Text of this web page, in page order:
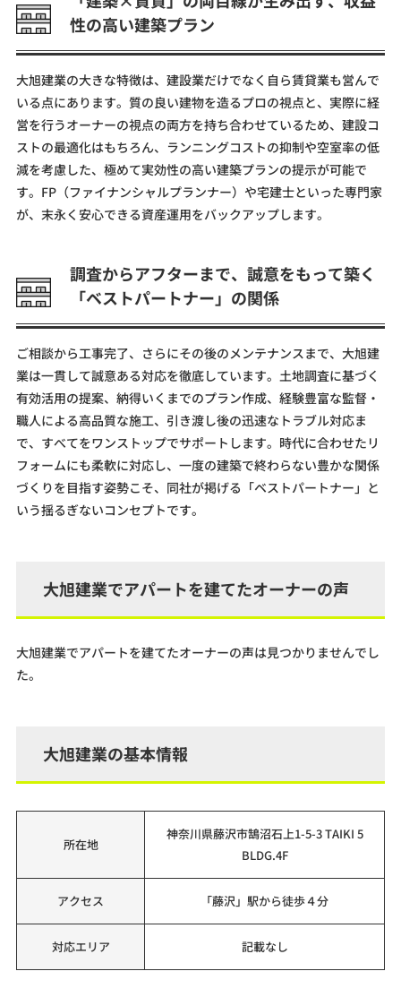
性の高い建築プラン
大旭建業の大きな特徴は、建設業だけでなく自ら賃貸業も営んで
いる点にあります。質の良い建物を造るプロの視点と、実際に経
営を行うオーナーの視点の両方を持ち合わせているため、建設コ
ストの最適化はもちろん、ランニングコストの抑制や空室率の低
減を考慮した、極めて実効性の高い建築プランの提示が可能で
す。FP（ファイナンシャルプランナー）や宅建士といった専門家
が、末永く安心できる資産運用をバックアップします。
調査からアフターまで、誠意をもって築く
「ベストパートナー」の関係
ご相談から工事完了、さらにその後のメンテナンスまで、大旭建
業は一貫して誠意ある対応を徹底しています。土地調査に基づく
有効活用の提案、納得いくまでのプラン作成、経験豊富な監督・
職人による高品質な施工、引き渡し後の迅速なトラブル対応ま
で、すべてをワンストップでサポートします。時代に合わせたリ
フォームにも柔軟に対応し、一度の建築で終わらない豊かな関係
づくりを目指す姿勢こそ、同社が掲げる「ベストパートナー」と
いう揺るぎないコンセプトです。
大旭建業でアパートを建てたオーナーの声
大旭建業でアパートを建てたオーナーの声は見つかりませんでし
た。
大旭建業の基本情報
所在地
神奈川県藤沢市鵠沼石上1-5-3 TAIKI 5
BLDG.4F
アクセス 「藤沢」駅から徒歩４分
対応エリア 記載なし